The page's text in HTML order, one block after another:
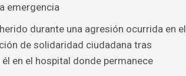
emergencia
durante una agresión ocurrida en el
de solidaridad ciudadana tras
en el hospital donde permanece